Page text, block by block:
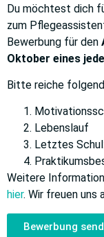
Du möchtest dich
zum
Bewerbung für den
Oktober eines
Bitte reiche
Lebenslauf
Letztes
Weitere
hier. Wir freuen uns
Bewerbung